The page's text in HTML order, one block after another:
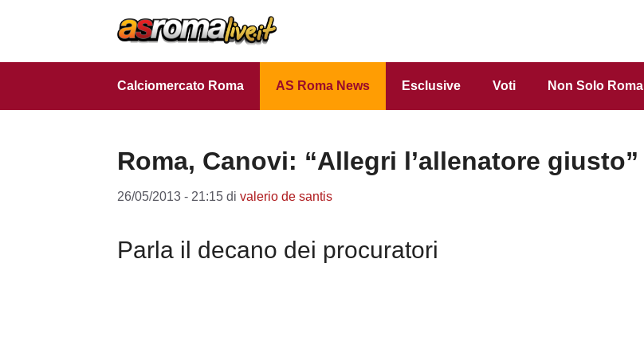
Calciomercato Roma AS Roma News Esclusive Voti Non Solo Roma
Roma, Canovi: “Allegri l’allenatore giusto”
26/05/2013 - 21:15 di valerio de santis
Parla il decano dei procuratori